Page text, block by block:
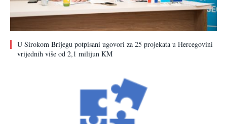
U Širokom Brijegu potpisani ugovori za 25 projekata u Hercegovini
vrijednih više od 2,1 milijun KM